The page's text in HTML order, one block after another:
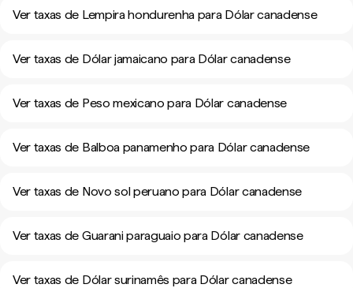
Ver taxas de Lempira hondurenha para Dólar canadense
Ver taxas de Dólar jamaicano para Dólar canadense
Ver taxas de Peso mexicano para Dólar canadense
Ver taxas de Balboa panamenho para Dólar canadense
Ver taxas de Novo sol peruano para Dólar canadense
Ver taxas de Guarani paraguaio para Dólar canadense
Ver taxas de Dólar surinamês para Dólar canadense